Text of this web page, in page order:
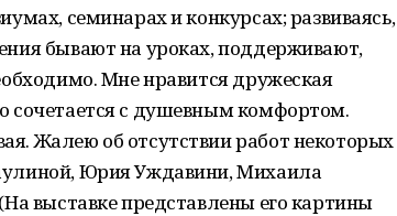
семинарах и конкурсах; развиваясь,
бывают на уроках, поддерживают,
Мне нравится дружеская
сочетается с душевным комфортом.
Жалею об отсутствии работ некоторых
Юрия Уждавини, Михаила
выставке представлены его картины